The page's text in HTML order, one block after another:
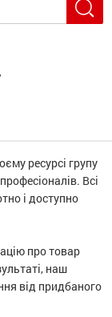
ресурсі групу
Всі
і доступно
про товар
наш
від придбаного